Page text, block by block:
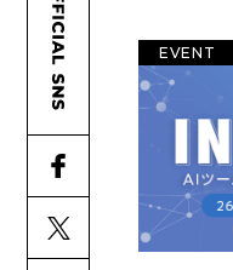
EVENT